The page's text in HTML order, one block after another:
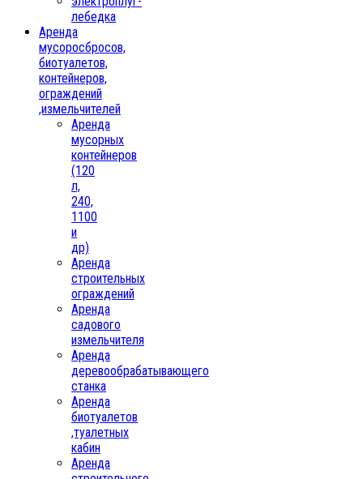
лебедка
Аренда
мусоросбросов,
биотуалетов,
контейнеров,
ограждений
,измельчителей
Аренда
мусорных
контейнеров
(120
л,
240,
1100
и
др)
Аренда
строительных
ограждений
Аренда
садового
измельчителя
Аренда
деревообрабатывающего
станка
Аренда
биотуалетов
,туалетных
кабин
Аренда